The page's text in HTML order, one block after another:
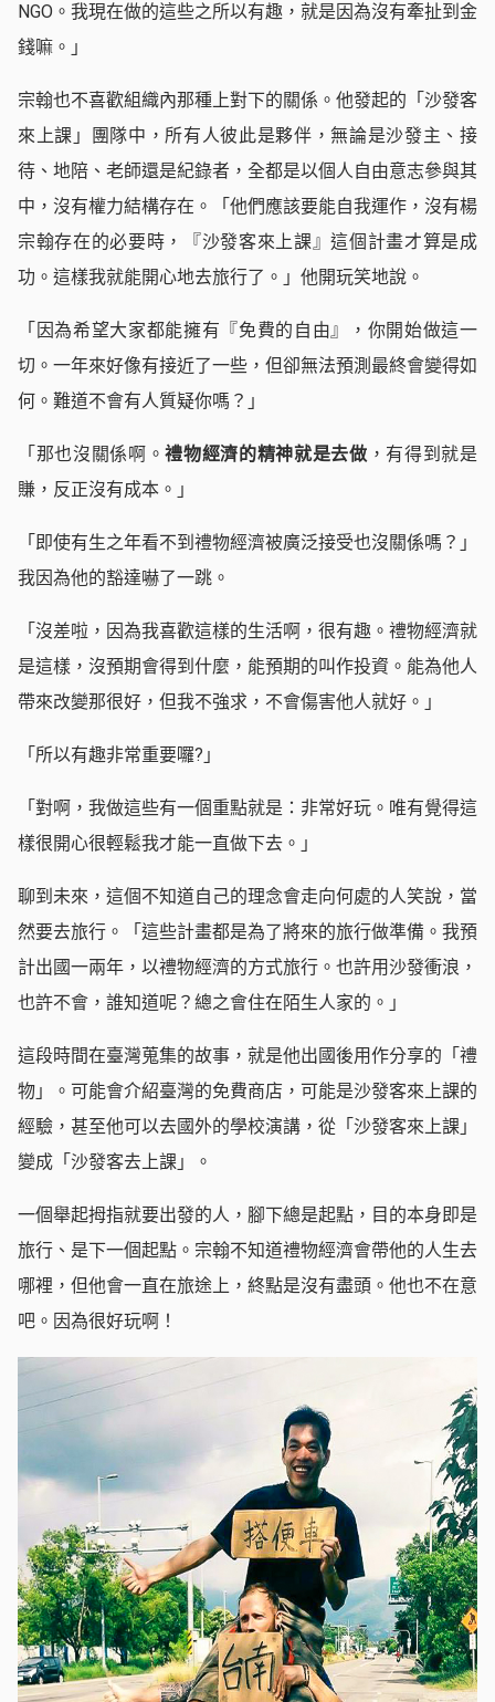
NGO。我現在做的這些之所以有趣，就是因為沒有牽扯到金
錢嘛。」
宗翰也不喜歡組織內那種上對下的關係。他發起的「沙發客
來上課」團隊中，所有人彼此是夥伴，無論是沙發主、接
待、地陪、老師還是紀錄者，全都是以個人自由意志參與其
中，沒有權力結構存在。「他們應該要能自我運作，沒有楊
宗翰存在的必要時，『沙發客來上課』這個計畫才算是成
功。這樣我就能開心地去旅行了。」他開玩笑地說。
「因為希望大家都能擁有『免費的自由』，你開始做這一
切。一年來好像有接近了一些，但卻無法預測最終會變得如
何。難道不會有人質疑你嗎？」
「那也沒關係啊。禮物經濟的精神就是去做 ，有得到就是
賺，反正沒有成本。」
「即使有生之年看不到禮物經濟被廣泛接受也沒關係嗎？」
我因為他的豁達嚇了一跳。
「沒差啦，因為我喜歡這樣的生活啊，很有趣。禮物經濟就
是這樣，沒預期會得到什麼，能預期的叫作投資。能為他人
帶來改變那很好，但我不強求，不會傷害他人就好。」
「所以有趣非常重要囉?」
「對啊，我做這些有一個重點就是：非常好玩。唯有覺得這
樣很開心很輕鬆我才能一直做下去。」
聊到未來，這個不知道自己的理念會走向何處的人笑說，當
然要去旅行。「這些計畫都是為了將來的旅行做準備。我預
計出國一兩年，以禮物經濟的方式旅行。也許用沙發衝浪，
也許不會，誰知道呢？總之會住在陌生人家的。」
這段時間在臺灣蒐集的故事，就是他出國後用作分享的「禮
物」。可能會介紹臺灣的免費商店，可能是沙發客來上課的
經驗，甚至他可以去國外的學校演講，從「沙發客來上課」
變成「沙發客去上課」。
一個舉起拇指就要出發的人，腳下總是起點，目的本身即是
旅行、是下一個起點。宗翰不知道禮物經濟會帶他的人生去
哪裡，但他會一直在旅途上，終點是沒有盡頭。他也不在意
吧。因為很好玩啊！